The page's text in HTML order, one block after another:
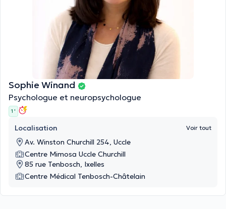
Sophie Winand
Psychologue et neuropsychologue
1 '
Localisation Voir tout
Av. Winston Churchill 254, Uccle
Centre Mimosa Uccle Churchill
85 rue Tenbosch, Ixelles
Centre Médical Tenbosch-Châtelain